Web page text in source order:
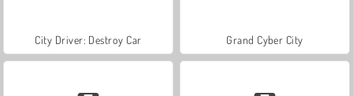
City Driver: Destroy Car Grand Cyber City